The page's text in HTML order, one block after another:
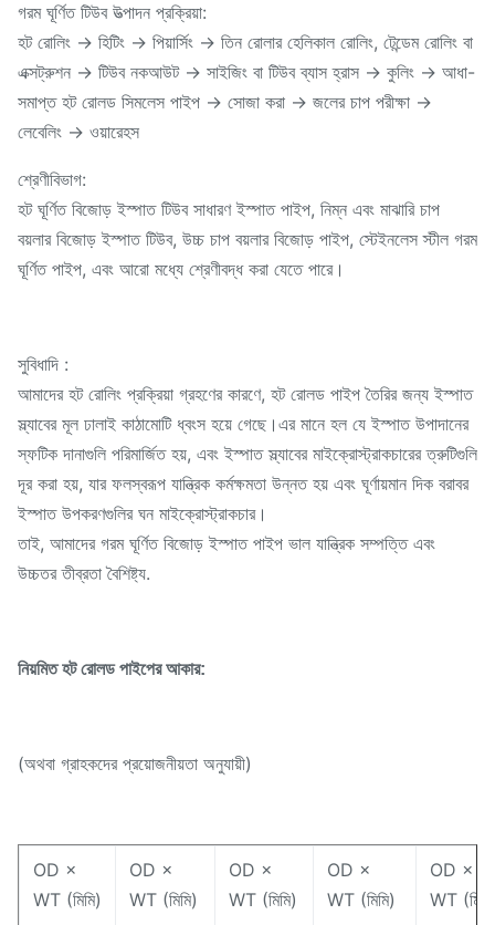
গরম ঘূর্ণিত টিউব উত্পাদন প্রক্রিয়া:
হট রোলিং → হিটিং → পিয়ার্সিং → তিন রোলার হেলিকাল রোলিং, টেন্ডেম রোলিং বা
এক্সট্রুশন → টিউব নকআউট → সাইজিং বা টিউব ব্যাস হ্রাস → কুলিং → আধা-
সমাপ্ত হট রোলড সিমলেস পাইপ → সোজা করা → জলের চাপ পরীক্ষা →
লেবেলিং → ওয়ারেহস
শ্রেণীবিভাগ:
হট ঘূর্ণিত বিজোড় ইস্পাত টিউব সাধারণ ইস্পাত পাইপ, নিম্ন এবং মাঝারি চাপ
বয়লার বিজোড় ইস্পাত টিউব, উচ্চ চাপ বয়লার বিজোড় পাইপ, স্টেইনলেস স্টীল গরম
ঘূর্ণিত পাইপ, এবং আরো মধ্যে শ্রেণীবদ্ধ করা যেতে পারে।
সুবিধাদি :
আমাদের হট রোলিং প্রক্রিয়া গ্রহণের কারণে, হট রোলড পাইপ তৈরির জন্য ইস্পাত
স্ল্যাবের মূল ঢালাই কাঠামোটি ধ্বংস হয়ে গেছে।এর মানে হল যে ইস্পাত উপাদানের
স্ফটিক দানাগুলি পরিমার্জিত হয়, এবং ইস্পাত স্ল্যাবের মাইক্রোস্ট্রাকচারের ত্রুটিগুলি
দূর করা হয়, যার ফলস্বরূপ যান্ত্রিক কর্মক্ষমতা উন্নত হয় এবং ঘূর্ণায়মান দিক বরাবর
ইস্পাত উপকরণগুলির ঘন মাইক্রোস্ট্রাকচার।
তাই, আমাদের গরম ঘূর্ণিত বিজোড় ইস্পাত পাইপ ভাল যান্ত্রিক সম্পত্তি এবং
উচ্চতর তীব্রতা বৈশিষ্ট্য.
নিয়মিত হট রোলড পাইপের আকার:
(অথবা গ্রাহকদের প্রয়োজনীয়তা অনুযায়ী)
OD ×
WT (মিমি)
OD ×
WT (মিমি)
OD ×
WT (মিমি)
OD ×
WT (মিমি)
OD ×
WT